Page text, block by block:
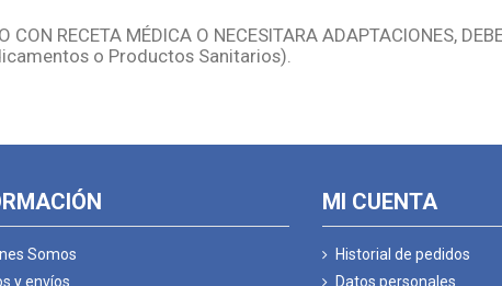
CON RECETA MÉDICA O NECESITARA ADAPTACIONES,
o Productos Sanitarios).
Somos
y envíos
MI CUENTA
Historial de pedidos
Datos personales